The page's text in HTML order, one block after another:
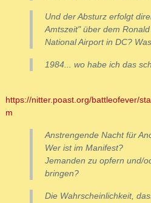
Und der Absturz erfolgt
Amtszeit" über dem
National Airport in DC?
1984... wo habe ich das
https://nitter.poast.org/battleofever/
m
Anstrengende Nacht für
Wer ist im Manifest?
Jemanden zu opfern und/
bringen?
Die Wahrscheinlichkeit,